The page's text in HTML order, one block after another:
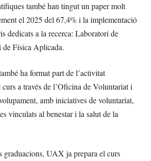
també han tingut un paper molt
el 2025 del 67,4% i la implementació
dedicats a la recerca: Laboratori de
Física Aplicada.
ha format part de l’activitat
a través de l’Oficina de Voluntariat i
amb iniciatives de voluntariat,
vinculats al benestar i la salut de la
graduacions, UAX ja prepara el curs